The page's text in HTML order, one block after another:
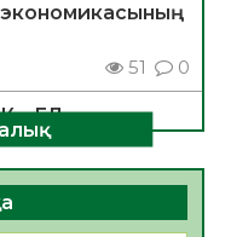
51 0
– ЕЛ
49 0